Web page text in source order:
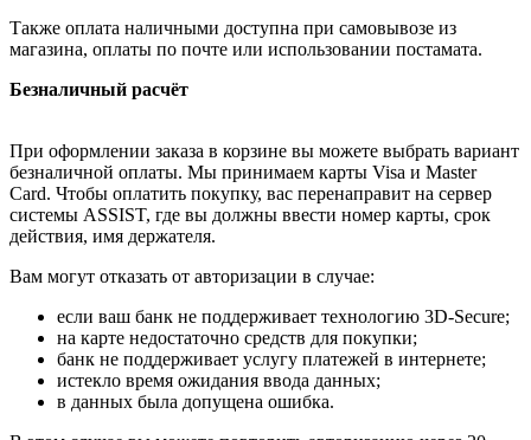
Также оплата наличными доступна при самовывозе из
магазина, оплаты по почте или использовании постамата.
Безналичный расчёт
При оформлении заказа в корзине вы можете выбрать вариант
безналичной оплаты. Мы принимаем карты Visa и Master
Card. Чтобы оплатить покупку, вас перенаправит на сервер
системы ASSIST, где вы должны ввести номер карты, срок
действия, имя держателя.
Вам могут отказать от авторизации в случае:
если ваш банк не поддерживает технологию 3D-Secure;
на карте недостаточно средств для покупки;
банк не поддерживает услугу платежей в интернете;
истекло время ожидания ввода данных;
в данных была допущена ошибка.